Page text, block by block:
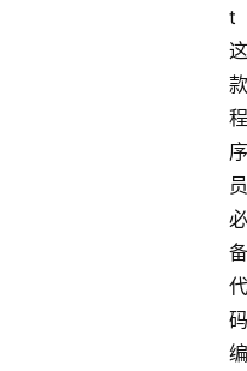
t
这
款
程
序
员
必
备
代
码
编